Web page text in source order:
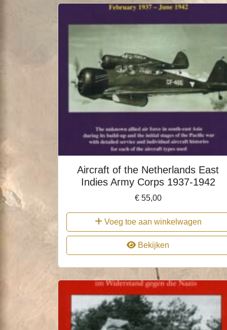
Aircraft of the Netherlands East
Indies Army Corps 1937-1942
€55,00
Voeg toe aan winkelwagen
Bekijken